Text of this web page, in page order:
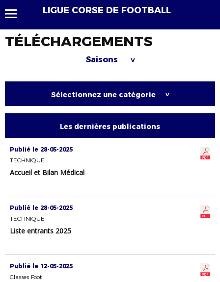
LIGUE CORSE DE FOOTBALL
TÉLÉCHARGEMENTS
Saisons >
Sélectionnez une catégorie >
Les dernières publications
Publié le 28-05-2025
TECHNIQUE
Accueil et Bilan Médical
Publié le 28-05-2025
TECHNIQUE
Liste entrants 2025
Publié le 12-05-2025
Classes Foot